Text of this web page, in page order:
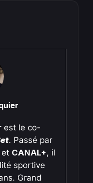
est le co-
. Passé par
et CANAL+ , il
sportive
Grand